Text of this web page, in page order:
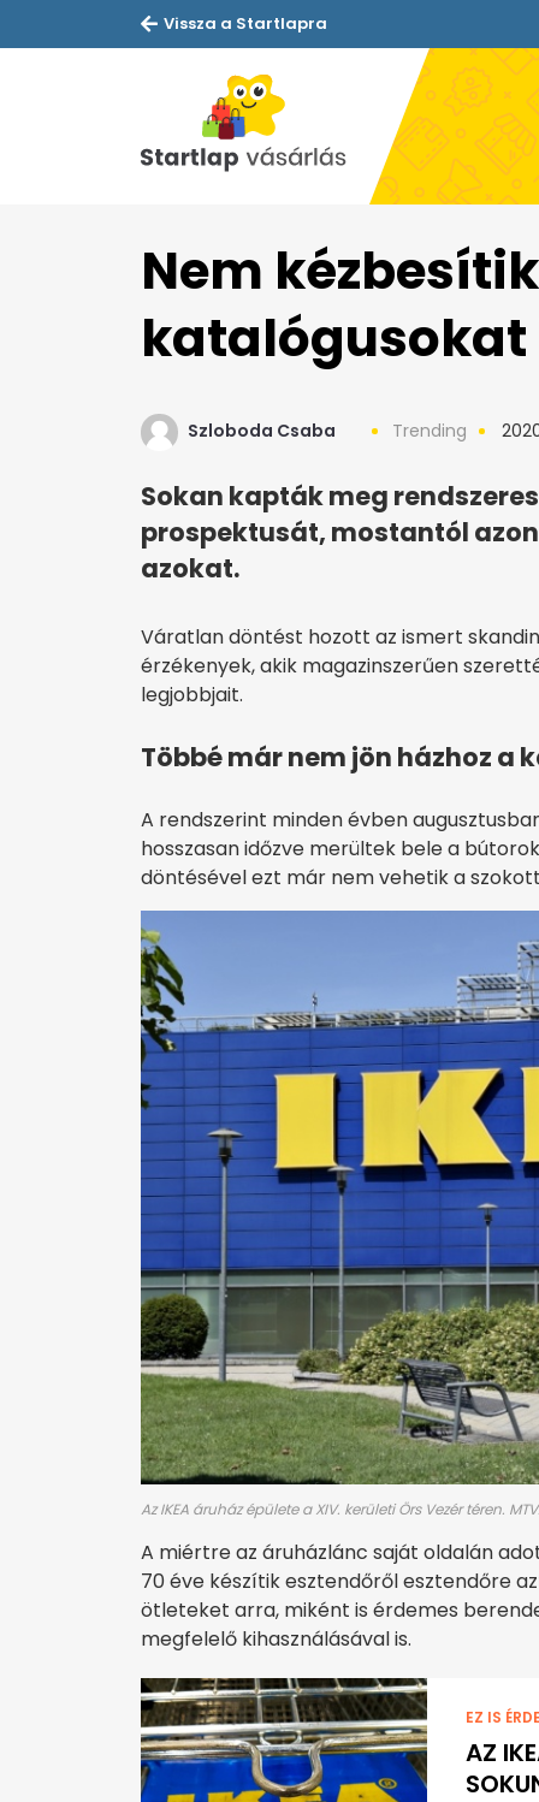
Vissza a Startlapra
Nem
katalógusokat
Szloboda Csaba Trending
Sokan kapták meg
prospektusát, mostantól
azokat.
Váratlan döntést hozott az ismert
érzékenyek, akik magazinszerűen
legjobbjait.
Többé már nem jön házhoz a
A rendszerint minden évben
hosszasan időzve merültek bele a
döntésével ezt már nem vehetik a
Az IKEA áruház épülete a XIV. kerületi Örs Vezér téren.
A miértre az áruházlánc saját oldalán
70 éve készítik esztendőről esztendőre
ötleteket arra, miként is érdemes
megfelelő kihasználásával is.
EZ IS
AZ